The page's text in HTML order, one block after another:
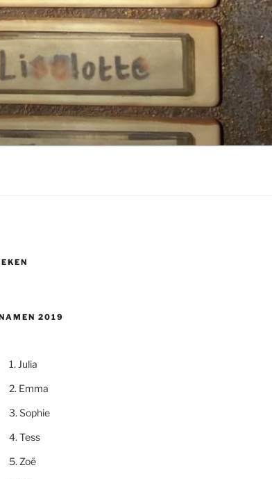
2019
Julia
Emma
Sophie
Tess
Zoë